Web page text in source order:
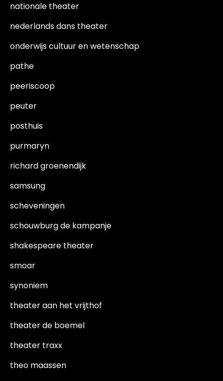
nationale theater
nederlands dans theater
onderwijs cultuur en wetenschap
pathe
peeriscoop
peuter
posthuis
purmaryn
richard groenendijk
samsung
scheveningen
schouwburg de kampanje
shakespeare theater
smoar
synoniem
theater aan het vrijthof
theater de boemel
theater traxx
theo maassen